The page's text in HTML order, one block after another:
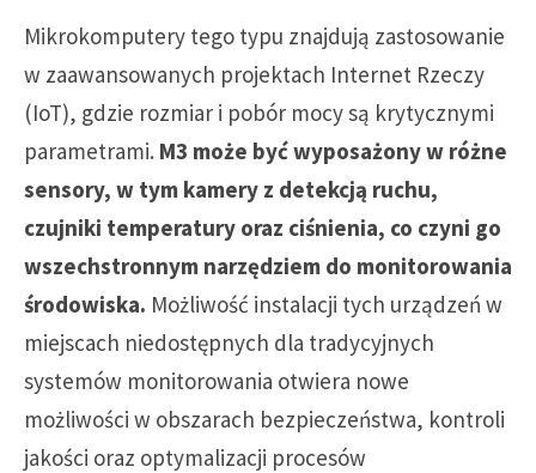
Mikrokomputery tego typu znajdują zastosowanie
w zaawansowanych projektach Internet Rzeczy
(IoT), gdzie rozmiar i pobór mocy są krytycznymi
parametrami. M3 może być wyposażony w różne
sensory, w tym kamery z detekcją ruchu,
czujniki temperatury oraz ciśnienia, co czyni go
wszechstronnym narzędziem do monitorowania
środowiska. Możliwość instalacji tych urządzeń w
miejscach niedostępnych dla tradycyjnych
systemów monitorowania otwiera nowe
możliwości w obszarach bezpieczeństwa, kontroli
jakości oraz optymalizacji procesów